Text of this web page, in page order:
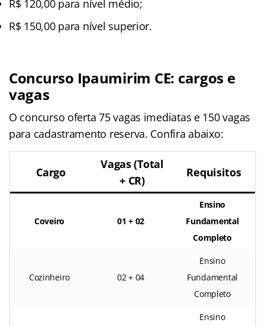
R$ 120,00 para nível médio;
R$ 150,00 para nível superior.
Concurso Ipaumirim CE: cargos e
vagas
O concurso oferta 75 vagas imediatas e 150 vagas
para cadastramento reserva. Confira abaixo:
Cargo
Vagas (Total
+ CR)
Requisitos
Coveiro 01 + 02
Ensino
Fundamental
Completo
Cozinheiro 02 + 04
Ensino
Fundamental
Completo
Ensino